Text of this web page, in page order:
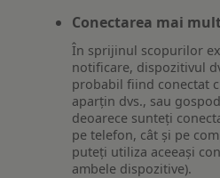
Conectarea mai
În sprijinul scopurilor
notificare, dispozitivul
probabil fiind conectat
aparțin dvs., sau
deoarece sunteți
pe telefon, cât și pe
puteți utiliza aceeași
ambele dispozitive).